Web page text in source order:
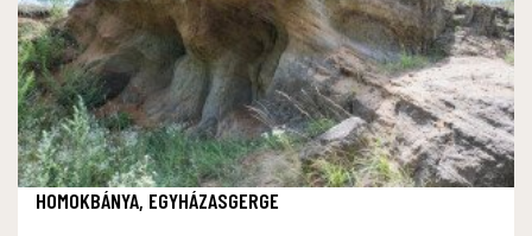
HOMOKBÁNYA, EGYHÁZASGERGE